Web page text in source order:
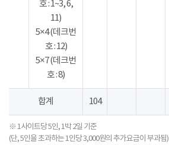
호 : 1~3, 6,
11)
5×4 (데크번
호 : 12)
5×7 (데크번
호 : 8)
합계 104
※ 1사이트당 5인, 1박 2일 기준
(단, 5인을 초과하는 1인당 3,000원의 추가요금이 부과됨)